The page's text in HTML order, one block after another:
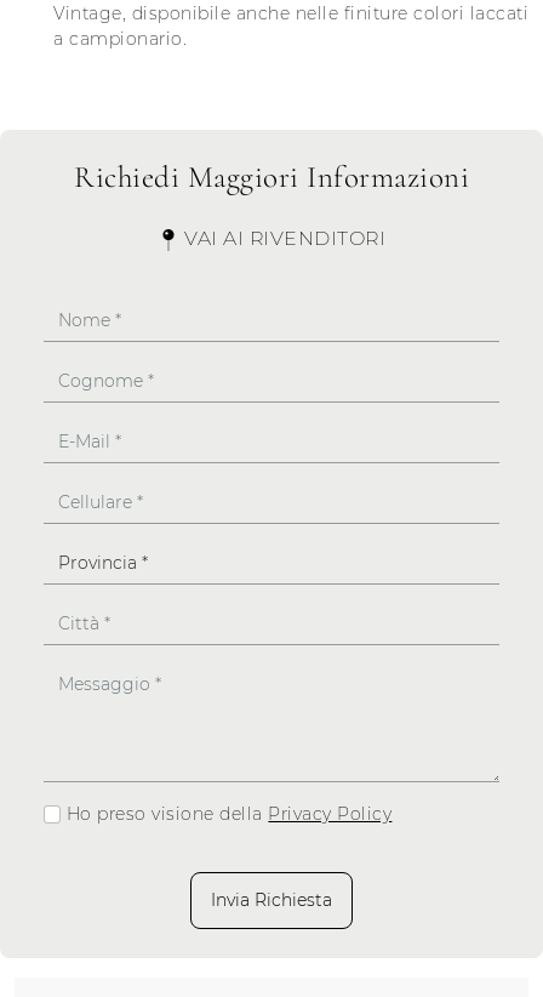
Vintage, disponibile anche nelle finiture colori laccati
a campionario.
Richiedi Maggiori Informazioni
VAI AI RIVENDITORI
Ho preso visione della Privacy Policy
Invia Richiesta